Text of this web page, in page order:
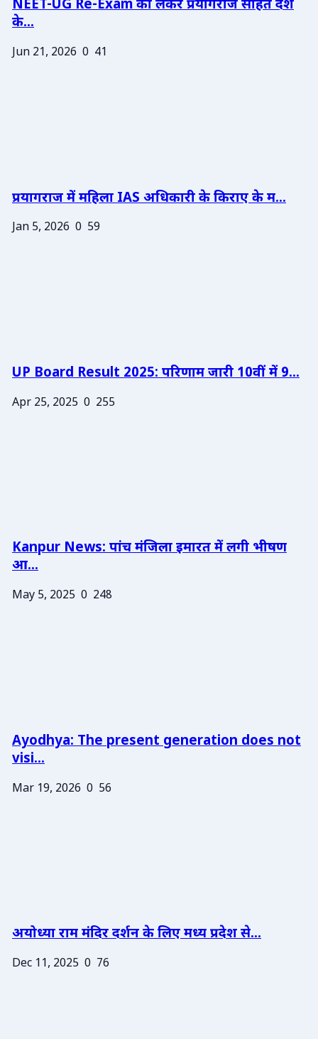
NEET-UG Re-Exam को लेकर प्रयागराज सहित देश
के...
Jun 21, 2026 0 41
प्रयागराज में महिला IAS अधिकारी के किराए के म...
Jan 5, 2026 0 59
UP Board Result 2025: परिणाम जारी 10वीं में 9...
Apr 25, 2025 0 255
Kanpur News: पांच मंजिला इमारत में लगी भीषण
आ...
May 5, 2025 0 248
Ayodhya: The present generation does not
visi...
Mar 19, 2026 0 56
अयोध्या राम मंदिर दर्शन के लिए मध्य प्रदेश से...
Dec 11, 2025 0 76